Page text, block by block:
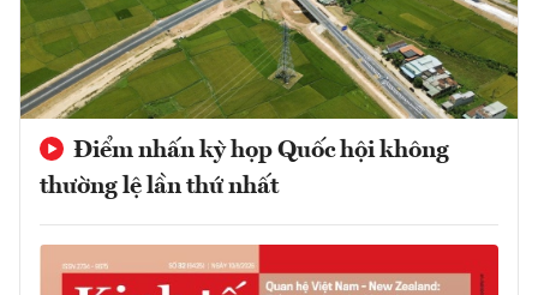
Điểm nhấn kỳ họp Quốc hội không
thường lệ lần thứ nhất